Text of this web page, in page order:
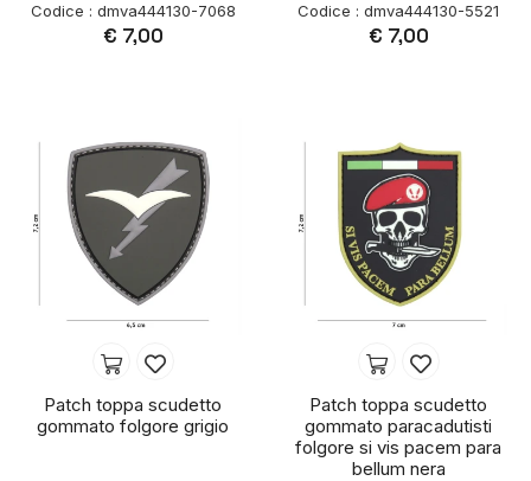
Codice : dmva444130-7068
€ 7,00
Codice : dmva444130-5521
€ 7,00
Patch toppa scudetto
gommato folgore grigio
Patch toppa scudetto
gommato paracadutisti
folgore si vis pacem para
bellum nera